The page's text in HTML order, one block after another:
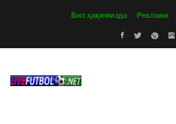
Биз ҳақимизда Реклама